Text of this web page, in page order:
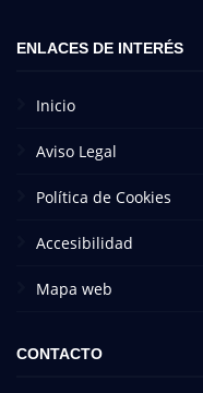
ENLACES DE INTERÉS
Inicio
Aviso Legal
Política de Cookies
Accesibilidad
Mapa web
CONTACTO